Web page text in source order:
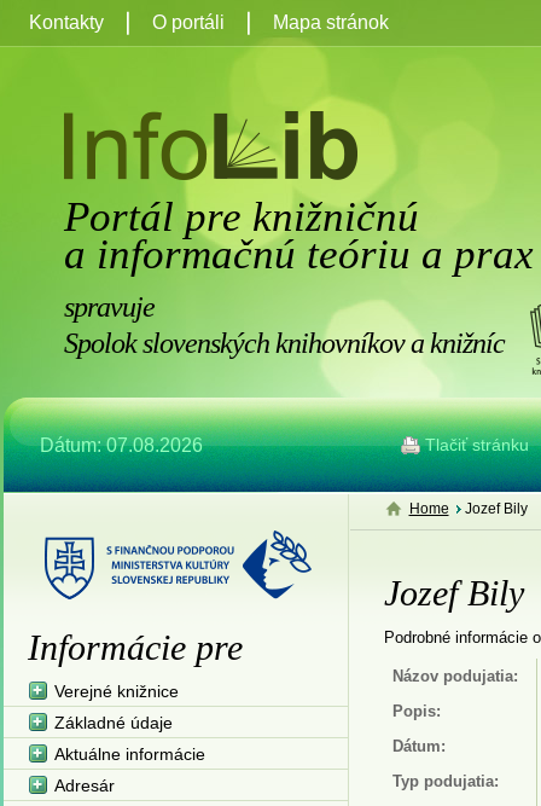
Portál pre knižničnú
a informačnú teóriu a prax
spravuje
Spolok slovenských knihovníkov a knižníc
Dátum: 07.08.2026 Tlačiť stránku
Kontakty O portáli Mapa stránok
Home Jozef Bily
Jozef Bily
Podrobné informácie
Názov podujatia:
Popis:
Dátum:
Typ podujatia:
Informácie pre
Verejné knižnice
Základné údaje
Aktuálne informácie
Adresár